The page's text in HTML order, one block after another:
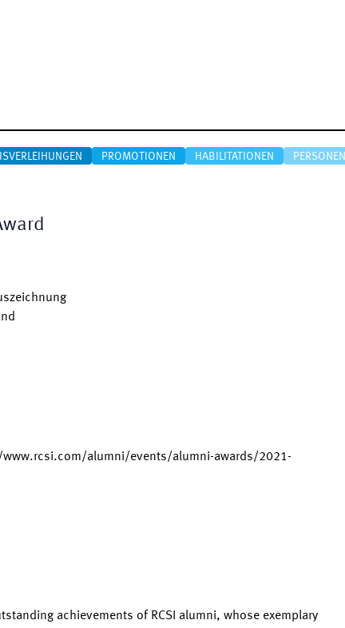
PROMOTIONEN HABILITATIONEN PERSONEN
alumni/events/alumni-awards/2021-
achievements of RCSI alumni, whose exemplary